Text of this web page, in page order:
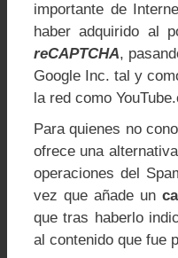
importante de
haber adquirido al
reCAPTCHA,
Google Inc. tal y
la red como
Para quienes no
ofrece una
operaciones del
vez que añade un
que tras haberlo
al contenido que fue